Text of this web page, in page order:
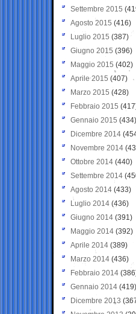
Settembre 2015
Agosto 2015 (416)
Luglio 2015 (387)
Giugno 2015 (396)
Maggio 2015 (402)
Aprile 2015 (407)
Marzo 2015 (428)
Febbraio 2015
Gennaio 2015 (434)
Dicembre 2014
Novembre 2014
Ottobre 2014 (440)
Settembre 2014
Agosto 2014 (433)
Luglio 2014 (436)
Giugno 2014 (391)
Maggio 2014 (392)
Aprile 2014 (389)
Marzo 2014 (436)
Febbraio 2014
Gennaio 2014 (419)
Dicembre 2013